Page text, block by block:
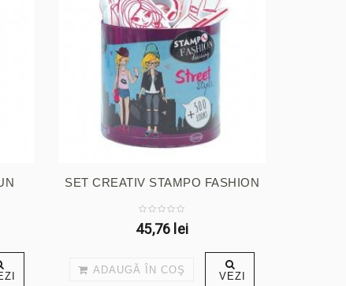
SET CREATIV STAMPO FASHION
45,76 lei
ADAUGĂ ÎN COŞ VEZI